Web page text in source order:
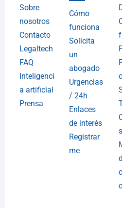
Sobre
nosotros
Contacto
Legaltech
FAQ
Inteligenci
a artificial
Prensa
Cómo
funciona
Solicita
un
abogado
Urgencias
/ 24h
Enlaces
de interés
Registrar
me
s